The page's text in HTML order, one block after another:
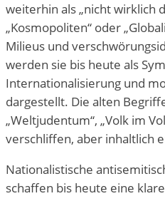
weiterhin als „nicht wirklich
„Kosmopoliten“ oder
Milieus und
werden sie bis heute als
Internationalisierung und
dargestellt. Die alten
„Weltjudentum“, „Volk im
verschliffen, aber inhaltlich
Nationalistische
schaffen bis heute eine